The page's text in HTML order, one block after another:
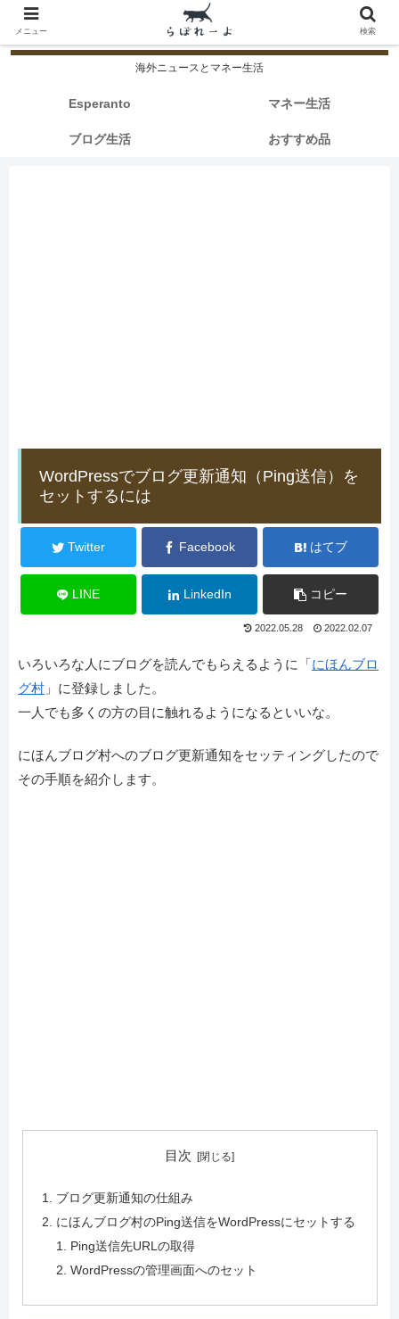
海外ニュースとマネー生活
Esperanto マネー生活
ブログ生活 おすすめ品
WordPressでブログ更新通知（Ping送信）を
セットするには
Twitter Facebook はてブ
LINE LinkedIn コピー
2022.05.28 2022.02.07
いろいろな人にブログを読んでもらえるように「にほんブロ
グ村 」に登録しました。
一人でも多くの方の目に触れるようになるといいな。
にほんブログ村へのブログ更新通知をセッティングしたので
その手順を紹介します。
目次
ブログ更新通知の仕組み
にほんブログ村のPing送信をWordPressにセットする
Ping送信先URLの取得
WordPressの管理画面へのセット
メニュー 検索